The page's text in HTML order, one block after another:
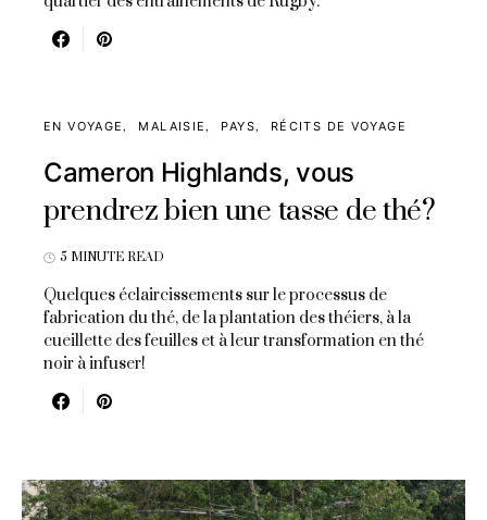
EN VOYAGE MALAISIE PAYS RÉCITS DE VOYAGE
Cameron Highlands, vous
prendrez bien une tasse de thé?
5 MINUTE READ
Quelques éclaircissements sur le processus de
fabrication du thé, de la plantation des théiers, à la
cueillette des feuilles et à leur transformation en thé
noir à infuser!